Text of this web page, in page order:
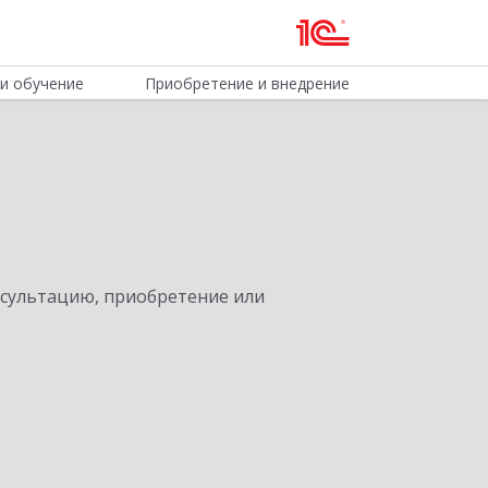
обучение Приобретение и внедрение
приобретение или